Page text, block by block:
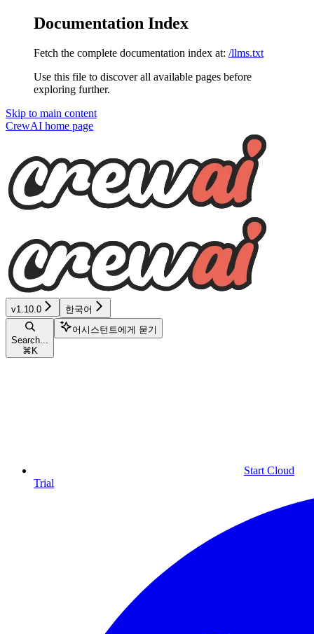
Documentation Index
Fetch the complete documentation index at: /llms.txt
Use this file to discover all available pages before
exploring further.
Skip to main content
CrewAI home page
v1.10.0 한국어
Search...
⌘ K
어시스턴트에게 묻기
Start Cloud
Trial